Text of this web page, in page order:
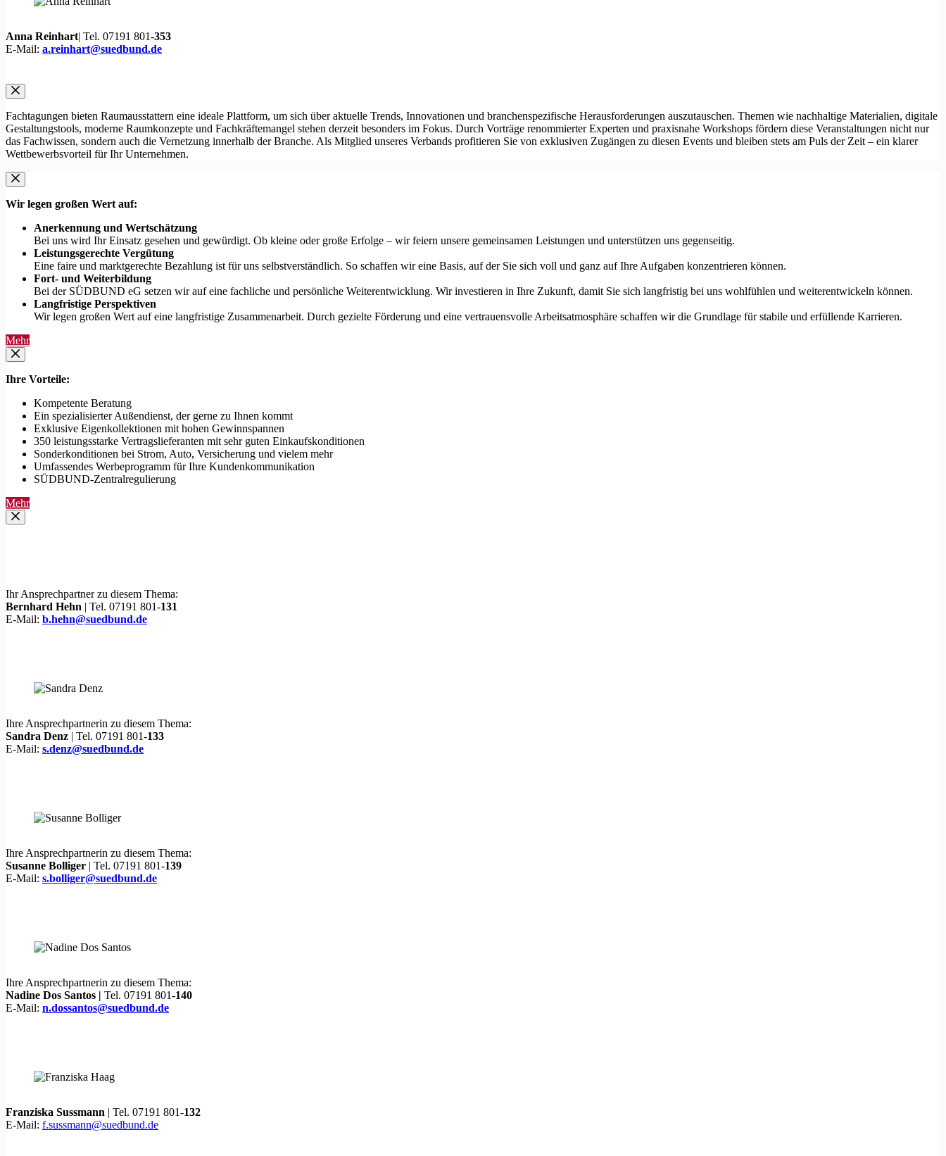
Anna Reinhart| Tel. 07191 801-353
E-Mail: a.reinhart@suedbund.de
Fachtagungen bieten Raumausstattern eine ideale Plattform, um sich über aktuelle Trends, Innovationen und branchenspezifische Herausforderungen auszutauschen. Themen wie nachhaltige Materialien, digitale
Gestaltungstools, moderne Raumkonzepte und Fachkräftemangel stehen derzeit besonders im Fokus. Durch Vorträge renommierter Experten und praxisnahe Workshops fördern diese Veranstaltungen nicht nur
das Fachwissen, sondern auch die Vernetzung innerhalb der Branche. Als Mitglied unseres Verbands profitieren Sie von exklusiven Zugängen zu diesen Events und bleiben stets am Puls der Zeit – ein klarer
Wettbewerbsvorteil für Ihr Unternehmen.
Wir legen großen Wert auf:
Anerkennung und Wertschätzung
Bei uns wird Ihr Einsatz gesehen und gewürdigt. Ob kleine oder große Erfolge – wir feiern unsere gemeinsamen Leistungen und unterstützen uns gegenseitig.
Leistungsgerechte Vergütung
Eine faire und marktgerechte Bezahlung ist für uns selbstverständlich. So schaffen wir eine Basis, auf der Sie sich voll und ganz auf Ihre Aufgaben konzentrieren können.
Fort- und Weiterbildung
Bei der SÜDBUND eG setzen wir auf eine fachliche und persönliche Weiterentwicklung. Wir investieren in Ihre Zukunft, damit Sie sich langfristig bei uns wohlfühlen und weiterentwickeln können.
Langfristige Perspektiven
Wir legen großen Wert auf eine langfristige Zusammenarbeit. Durch gezielte Förderung und eine vertrauensvolle Arbeitsatmosphäre schaffen wir die Grundlage für stabile und erfüllende Karrieren.
Mehr
Ihre Vorteile:
Kompetente Beratung
Ein spezialisierter Außendienst, der gerne zu Ihnen kommt
Exklusive Eigenkollektionen mit hohen Gewinnspannen
350 leistungsstarke Vertragslieferanten mit sehr guten Einkaufskonditionen
Sonderkonditionen bei Strom, Auto, Versicherung und vielem mehr
Umfassendes Werbeprogramm für Ihre Kundenkommunikation
SÜDBUND-Zentralregulierung
Mehr
Ihr Ansprechpartner zu diesem Thema:
Bernhard Hehn | Tel. 07191 801-131
E-Mail: b.hehn@suedbund.de
Ihre Ansprechpartnerin zu diesem Thema:
Sandra Denz | Tel. 07191 801-133
E-Mail: s.denz@suedbund.de
Ihre Ansprechpartnerin zu diesem Thema:
Susanne Bolliger | Tel. 07191 801-139
E-Mail: s.bolliger@suedbund.de
Ihre Ansprechpartnerin zu diesem Thema:
Nadine Dos Santos | Tel. 07191 801-140
E-Mail: n.dossantos@suedbund.de
Franziska Sussmann | Tel. 07191 801-132
E-Mail: f.sussmann@suedbund.de